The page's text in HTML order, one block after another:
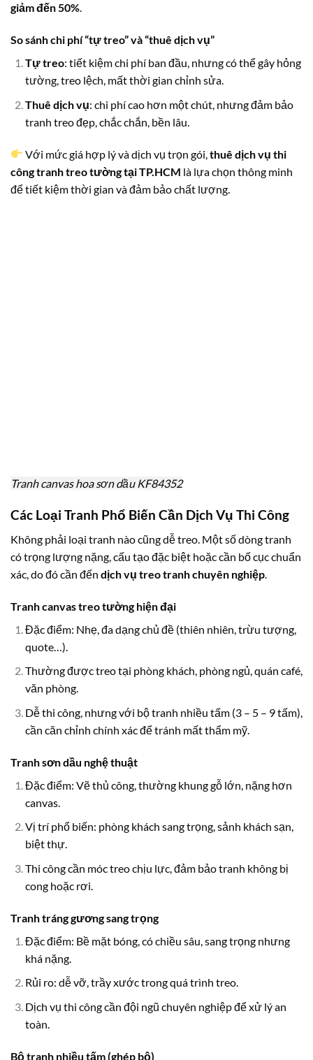
giảm đến 50%.
So sánh chi phí “tự treo” và “thuê dịch vụ”
Tự treo: tiết kiệm chi phí ban đầu, nhưng có thể gây hỏng
tường, treo lệch, mất thời gian chỉnh sửa.
Thuê dịch vụ: chi phí cao hơn một chút, nhưng đảm bảo
tranh treo đẹp, chắc chắn, bền lâu.
Với mức giá hợp lý và dịch vụ trọn gói,thuê dịch vụ thi
công tranh treo tường tại TP.HCM là lựa chọn thông minh
để tiết kiệm thời gian và đảm bảo chất lượng.
Tranh canvas hoa sơn dầu KF84352
Các Loại Tranh Phổ Biến Cần Dịch Vụ Thi Công
Không phải loại tranh nào cũng dễ treo. Một số dòng tranh
có trọng lượng nặng, cấu tạo đặc biệt hoặc cần bố cục chuẩn
xác, do đó cần đến dịch vụ treo tranh chuyên nghiệp.
Tranh canvas treo tường hiện đại
Đặc điểm: Nhẹ, đa dạng chủ đề (thiên nhiên, trừu tượng,
quote…).
Thường được treo tại phòng khách, phòng ngủ, quán café,
văn phòng.
Dễ thi công, nhưng với bộ tranh nhiều tấm (3 – 5 – 9 tấm),
cần căn chỉnh chính xác để tránh mất thẩm mỹ.
Tranh sơn dầu nghệ thuật
Đặc điểm: Vẽ thủ công, thường khung gỗ lớn, nặng hơn
canvas.
Vị trí phổ biến: phòng khách sang trọng, sảnh khách sạn,
biệt thự.
Thi công cần móc treo chịu lực, đảm bảo tranh không bị
cong hoặc rơi.
Tranh tráng gương sang trọng
Đặc điểm: Bề mặt bóng, có chiều sâu, sang trọng nhưng
khá nặng.
Rủi ro: dễ vỡ, trầy xước trong quá trình treo.
Dịch vụ thi công cần đội ngũ chuyên nghiệp để xử lý an
toàn.
Bộ tranh nhiều tấm (ghép bộ)